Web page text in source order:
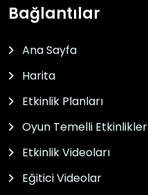
Bağlantılar
Ana Sayfa
Harita
Etkinlik Planları
Oyun Temelli Etkinlikler
Etkinlik Videoları
Eğitici Videolar